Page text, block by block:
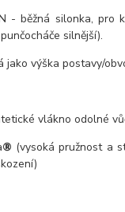
- běžná silonka, pro
silnější).
jako výška postavy/
vlákno odolné
® (vysoká pružnost a